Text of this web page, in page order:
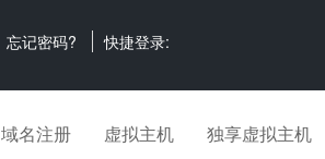
忘记密码? 快捷登录:
域名注册 虚拟主机 独享虚拟主机